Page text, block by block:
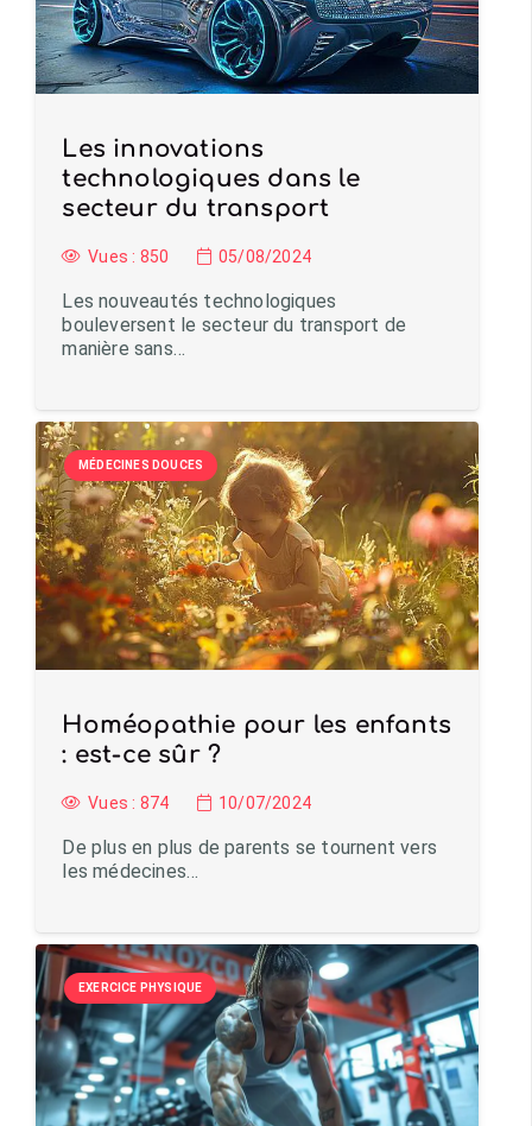
Les innovations
technologiques dans le
secteur du transport
Vues : 850 05/08/2024
Les nouveautés technologiques
bouleversent le secteur du transport de
manière sans…
MÉDECINES DOUCES
Homéopathie pour les enfants
: est-ce sûr ?
Vues : 874 10/07/2024
De plus en plus de parents se tournent vers
les médecines…
EXERCICE PHYSIQUE